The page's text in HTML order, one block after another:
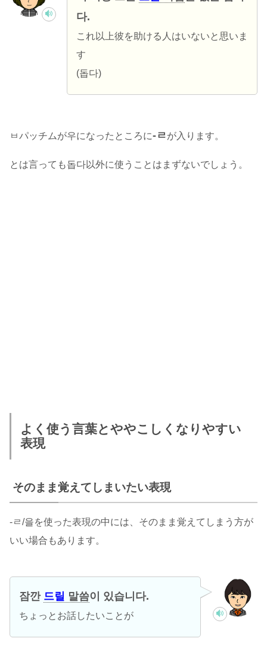
다.
これ以上彼を助ける人はいないと思いま
す
(돕다)
ㅂパッチムが우になったところに-ㄹが入ります。
とは言っても돕다以外に使うことはまずないでしょう。
よく使う言葉とややこしくなりやすい
表現
そのまま覚えてしまいたい表現
-ㄹ/을を使った表現の中には、そのまま覚えてしまう方が
いい場合もあります。
잠깐 드릴 말씀이 있습니다.
ちょっとお話したいことが